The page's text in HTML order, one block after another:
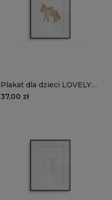
Plakat dla dzieci LOVELY
FARM wzór D156 | konik
37,00 zł